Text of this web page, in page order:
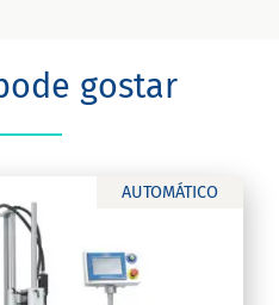
gostar
AUTOMÁTICO